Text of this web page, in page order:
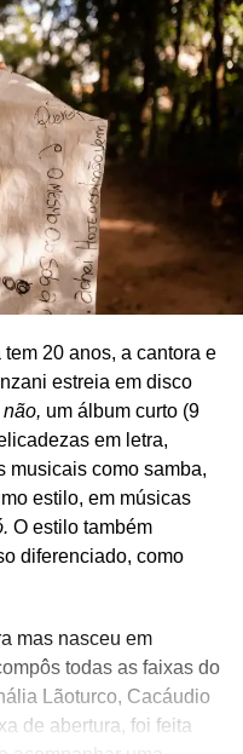
20 anos, a cantora e
estreia em disco
um álbum curto (9
em letra,
musicais como samba,
estilo, em músicas
O estilo também
diferenciado, como
mas nasceu em
todas as faixas do
Lãoturco, Cacáudio
de abertura, foi feita